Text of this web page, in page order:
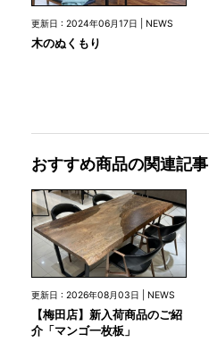
更新日 : 2024年06月17日 | NEWS
木のぬくもり
おすすめ商品の関連記事
更新日 : 2026年08月03日 | NEWS
【梅田店】新入荷商品のご紹
介「マンゴ一枚板」